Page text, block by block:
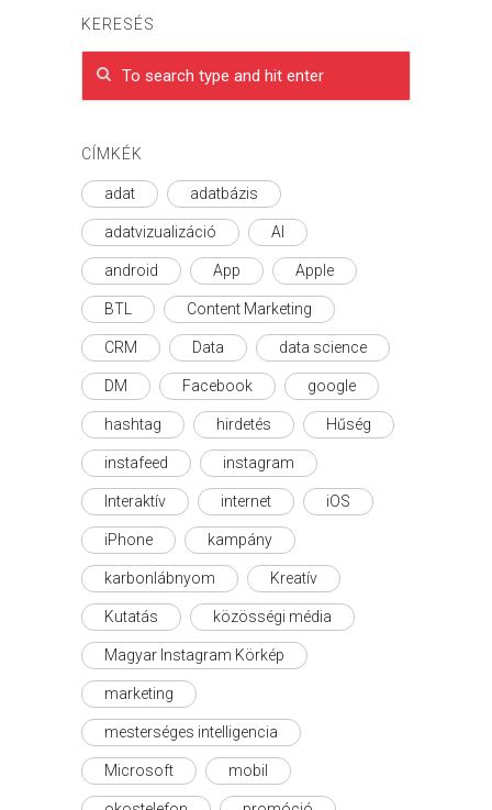
KERESÉS
CÍMKÉK
adat adatbázis
adatvizualizáció AI
android App Apple
BTL Content Marketing
CRM Data data science
DM Facebook google
hashtag hirdetés Hűség
instafeed instagram
Interaktív internet iOS
iPhone kampány
karbonlábnyom Kreatív
Kutatás közösségi média
Magyar Instagram Körkép
marketing
mesterséges intelligencia
Microsoft mobil